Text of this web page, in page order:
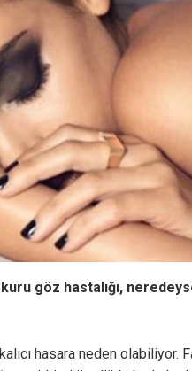
göz hastalığı,
hasara neden olabiliyor.